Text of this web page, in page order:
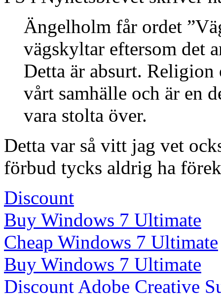
Ängelholm får ordet
vägskyltar eftersom det
Detta är absurt.
vårt samhälle och är en
vara stolta över.
Detta var så vitt jag vet
förbud tycks aldrig ha
Discount
Buy Windows 7 Ultimate
Cheap Windows 7 Ultimate
Buy Windows 7 Ultimate
Discount Adobe Creative